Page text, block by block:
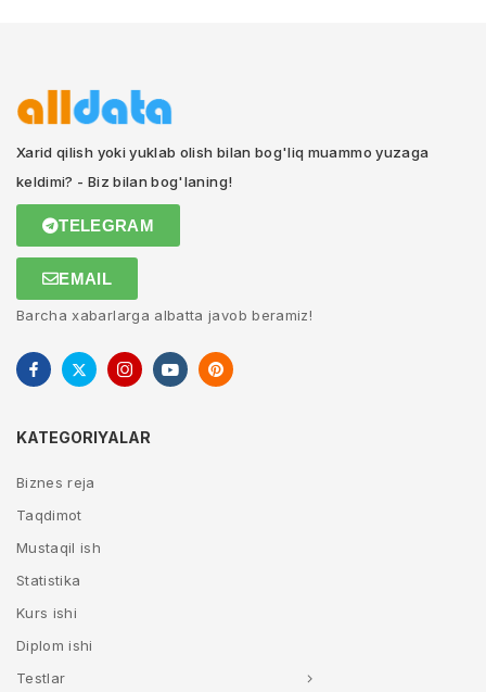
Xarid qilish yoki yuklab olish bilan bog'liq muammo yuzaga
keldimi? - Biz bilan bog'laning!
TELEGRAM
EMAIL
Barcha xabarlarga albatta javob beramiz!
KATEGORIYALAR
Biznes reja
Taqdimot
Mustaqil ish
Statistika
Kurs ishi
Diplom ishi
Testlar